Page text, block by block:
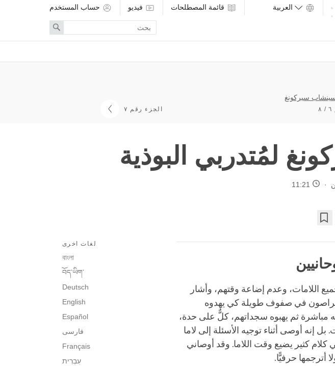
قائمة المصطلحات فيديو حساب المستخدم
search
term
Search
سيركونغ
الجزء رقم ٧
لمُتدربي البوذية
11:21
لغات اخرى
বাংলা
བོད་ཡིག་
Deutsch
English
Español
فارسی
Français
עִבְרִית‎
اللامات، وعدم إضاعة وقتهم، وأشار
يتراصون في صفوف طويلة كي يهدوه
مباشرة ثم يهبوه سجداتهم، كلٌّ على حدة،
إنه أوصى أثناء توجيه الأسئلة إلى لاما
كثير يضيع وقت اللاما. وقد أوصاني
أترجمها حرفيًّا.